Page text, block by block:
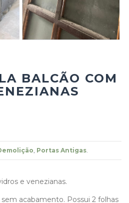
BALCÃO COM
Portas Antigas
e venezianas.
acabamento. Possui 2 folhas